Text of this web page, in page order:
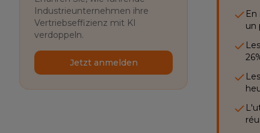
Industrieunternehmen ihre
Vertriebseffizienz mit KI
verdoppeln.
Jetzt anmelden
un